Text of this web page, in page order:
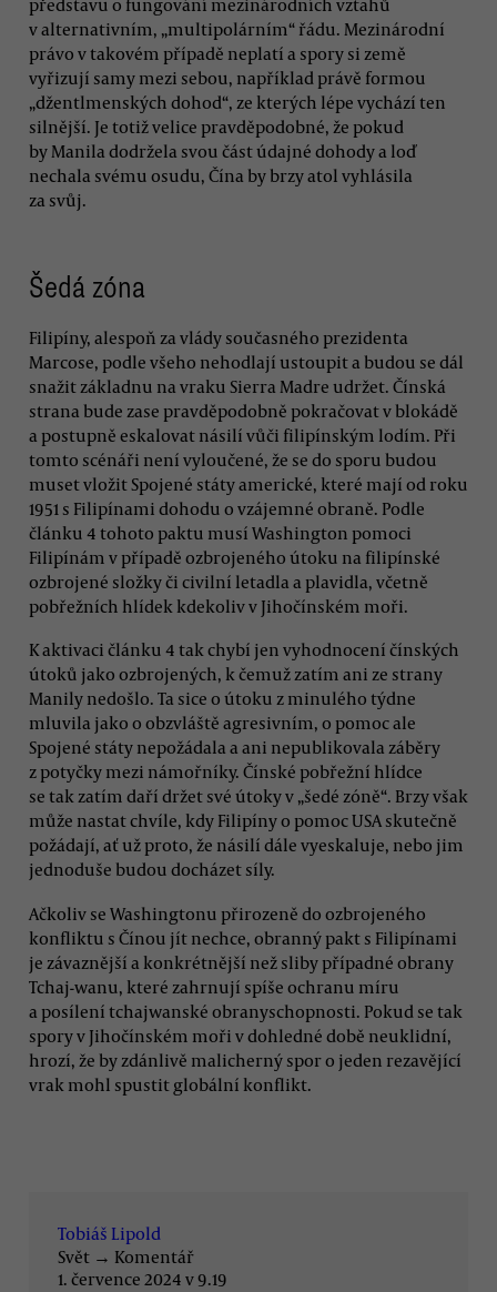
v alternativním, „multipolárním“ řádu. Mezinárodní
právo v takovém případě neplatí a spory si země
vyřizují samy mezi sebou, například právě formou
„džentlmenských dohod“, ze kterých lépe vychází ten
silnější. Je totiž velice pravděpodobné, že pokud
by Manila dodržela svou část údajné dohody a loď
nechala svému osudu, Čína by brzy atol vyhlásila
za svůj.
Šedá zóna
Filipíny, alespoň za vlády současného prezidenta
Marcose, podle všeho nehodlají ustoupit a budou se dál
snažit základnu na vraku Sierra Madre udržet. Čínská
strana bude zase pravděpodobně pokračovat v blokádě
a postupně eskalovat násilí vůči filipínským lodím. Při
tomto scénáři není vyloučené, že se do sporu budou
muset vložit Spojené státy americké, které mají od roku
1951 s Filipínami dohodu o vzájemné obraně. Podle
článku 4 tohoto paktu musí Washington pomoci
Filipínám v případě ozbrojeného útoku na filipínské
ozbrojené složky či civilní letadla a plavidla, včetně
pobřežních hlídek kdekoliv v Jihočínském moři.
K aktivaci článku 4 tak chybí jen vyhodnocení čínských
útoků jako ozbrojených, k čemuž zatím ani ze strany
Manily nedošlo. Ta sice o útoku z minulého týdne
mluvila jako o obzvláště agresivním, o pomoc ale
Spojené státy nepožádala a ani nepublikovala záběry
z potyčky mezi námořníky. Čínské pobřežní hlídce
se tak zatím daří držet své útoky v „šedé zóně“. Brzy však
může nastat chvíle, kdy Filipíny o pomoc USA skutečně
požádají, ať už proto, že násilí dále vyeskaluje, nebo jim
jednoduše budou docházet síly.
Ačkoliv se Washingtonu přirozeně do ozbrojeného
konfliktu s Čínou jít nechce, obranný pakt s Filipínami
je závaznější a konkrétnější než sliby případné obrany
Tchaj-wanu, které zahrnují spíše ochranu míru
a posílení tchajwanské obranyschopnosti. Pokud se tak
spory v Jihočínském moři v dohledné době neuklidní,
hrozí, že by zdánlivě malicherný spor o jeden rezavějící
vrak mohl spustit globální konflikt.
Tobiáš Lipold
Svět → Komentář
1. července 2024 v 9.19